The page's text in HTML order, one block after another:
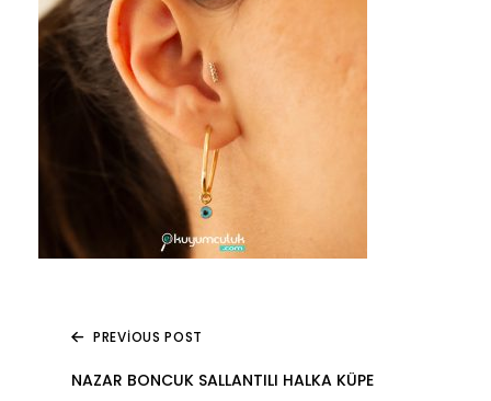
PREVIOUS POST
NAZAR BONCUK SALLANTILI HALKA KÜPE